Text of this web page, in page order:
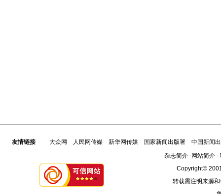
友情链接 大众网 人民网传媒 新华网传媒 国家新闻出版署
中国新闻
杂志简介-网站简介-
Copyright©
转载需注明来源